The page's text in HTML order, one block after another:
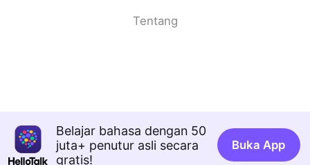
Tentang
Belajar bahasa dengan 50
juta+ penutur asli secara
gratis!
Buka App